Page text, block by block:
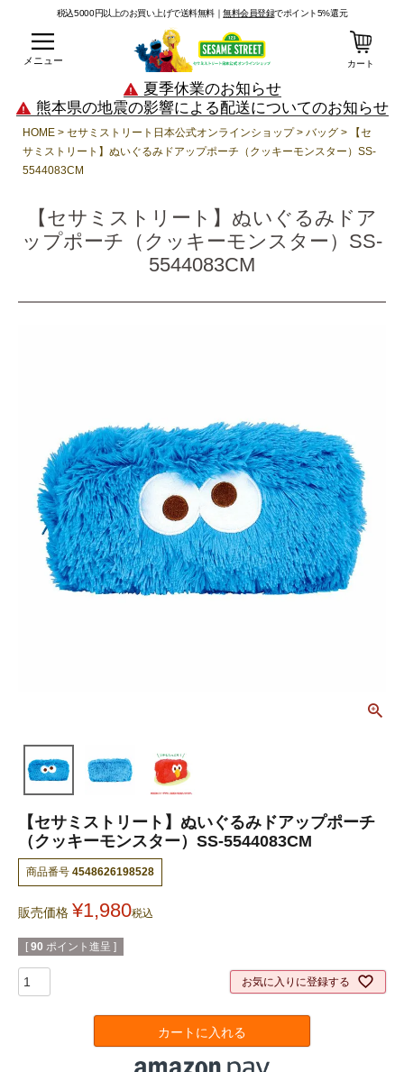
税込5000円以上のお買い上げで送料無料｜無料会員登録でポイント5%還元
メニュー カート
夏季休業のお知らせ
熊本県の地震の影響による配送についてのお知らせ
HOME セサミストリート日本公式オンラインショップ バッグ
【セ
サミストリート】ぬいぐるみドアップポーチ（クッキーモンスター）SS-
5544083CM
【セサミストリート】ぬいぐるみドア
ップポーチ（クッキーモンスター）SS-
5544083CM
【セサミストリート】ぬいぐるみドアップポーチ
（クッキーモンスター）SS-5544083CM
商品番号 4548626198528
販売価格 ¥1,980税込
[ 90 ポイント進呈 ]
お気に入りに登録する
カートに入れる